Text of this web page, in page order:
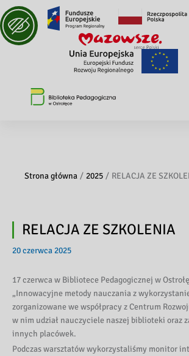
Strona główna 2025 RELACJA ZE
RELACJA ZE SZKOLENIA
20 czerwca 2025
17 czerwca w Bibliotece Pedagogicznej w
„Innowacyjne metody nauczania z
zorganizowane we współpracy z Centrum R
w nim udział nauczyciele naszej biblioteki oraz
innych placówek.
Podczas warsztatów wykorzystaliśmy monitor